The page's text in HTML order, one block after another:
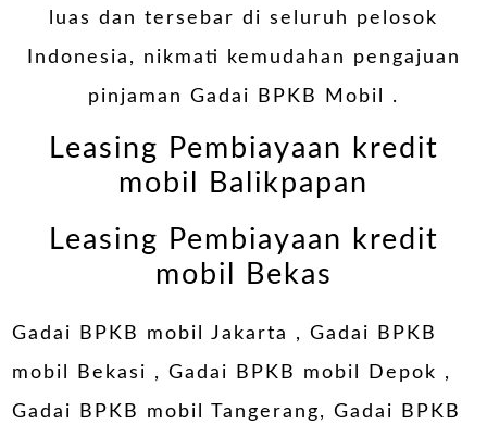
luas dan tersebar di seluruh pelosok
Indonesia, nikmati kemudahan pengajuan
pinjaman Gadai BPKB Mobil .
Leasing Pembiayaan kredit
mobil Balikpapan
Leasing Pembiayaan kredit
mobil Bekas
Gadai BPKB mobil Jakarta ,Gadai BPKB
mobil Bekasi ,Gadai BPKB mobil Depok ,
Gadai BPKB mobil Tangerang,Gadai BPKB